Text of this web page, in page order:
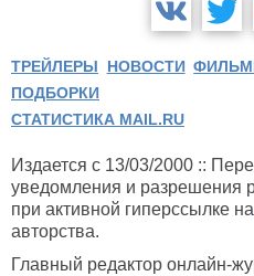
ТРЕЙЛЕРЫ НОВОСТИ
ПОДБОРКИ
СТАТИСТИКА MAIL.RU
Издается с 13/03/2000 ::
уведомления и разрешения
при активной гиперссылке на
авторства.
Главный редактор онлайн-